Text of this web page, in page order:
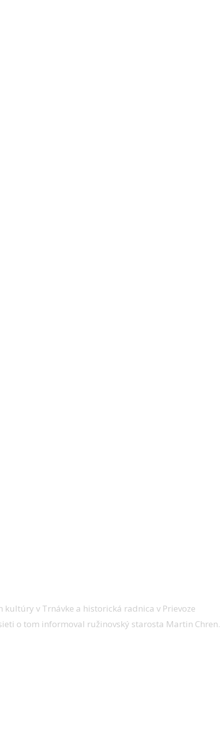
kultúry v Trnávke a historická radnica v Prievoze
o tom informoval ružinovský starosta Martin Chren.